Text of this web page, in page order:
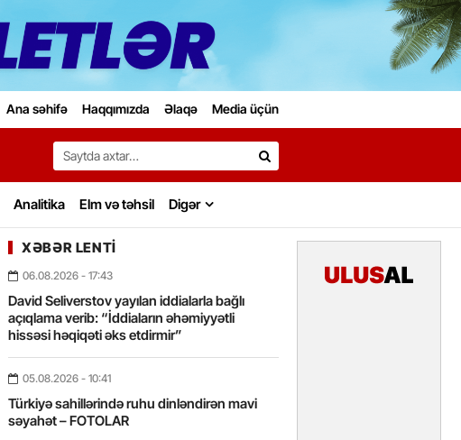
Ana səhifə Haqqımızda Əlaqə Media üçün
Search…
Analitika Elm və təhsil Digər
XƏBƏR LENTI
06.08.2026 - 17:43
David Seliverstov yayılan iddialarla bağlı
açıqlama verib: “İddiaların əhəmiyyətli
hissəsi həqiqəti əks etdirmir”
05.08.2026 - 10:41
Türkiyə sahillərində ruhu dinləndirən mavi
səyahət – FOTOLAR